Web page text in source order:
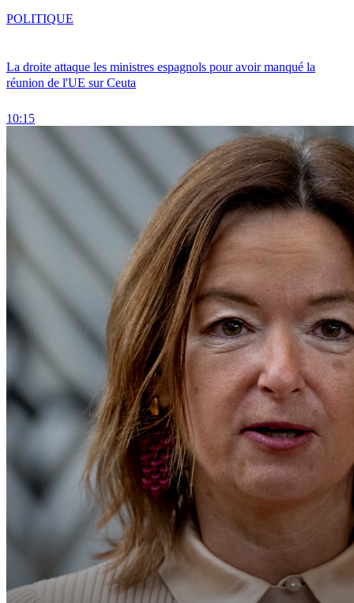
La droite attaque les ministres espagnols pour avoir manqué la
réunion de l'UE sur Ceuta
10:15
POLITIQUE